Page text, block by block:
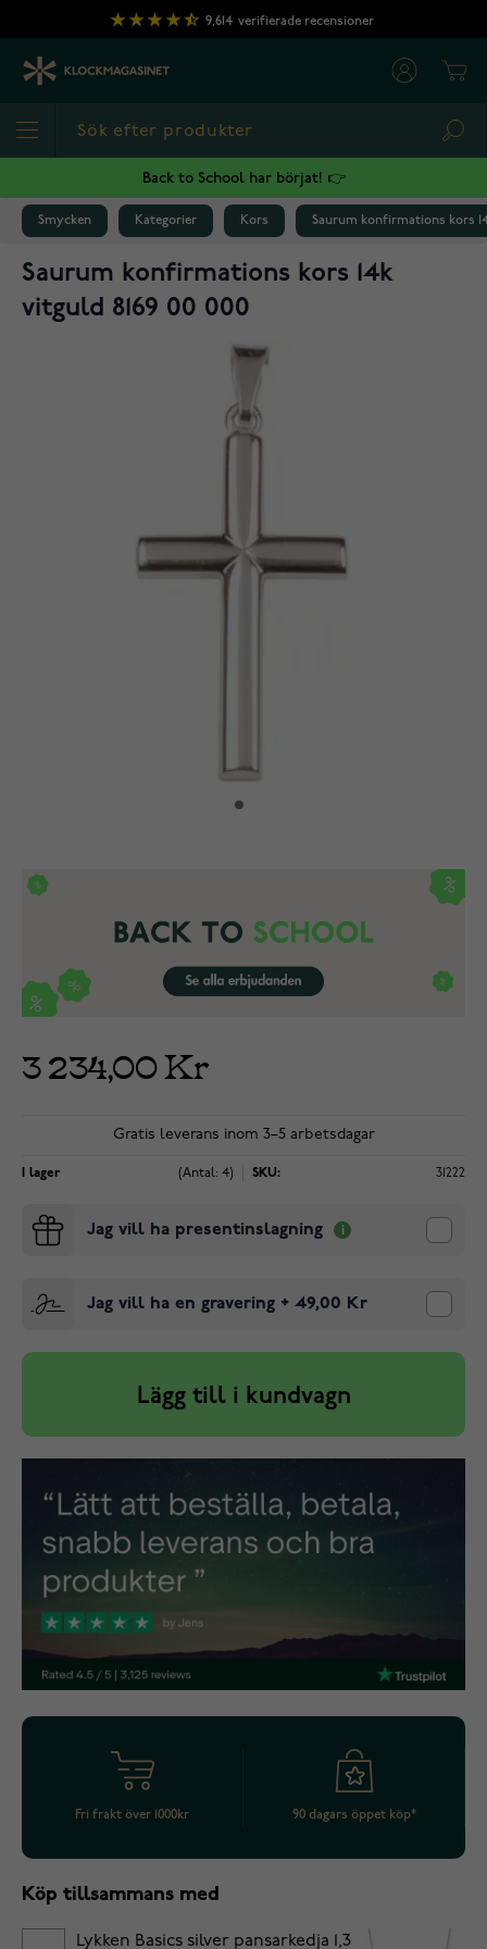
Hoppa till innehållet
9,614 verifierade recensioner
Back to School har börjat! 👉
Smycken Kategorier Kors Saurum konfirmations kors
Saurum konfirmations kors 14k
vitguld 8169 00 000
3 234,00 Kr
Gratis leverans inom 3–5 arbetsdagar
I lager (Antal: 4) SKU: 31222
Jag vill ha presentinslagning
Jag vill ha en gravering + 49,00 Kr
Lägg till i kundvagn
Fri frakt över 1000kr 90 dagars öppet köp*
Köp tillsammans med
Lykken Basics silver pansarkedja 1,3